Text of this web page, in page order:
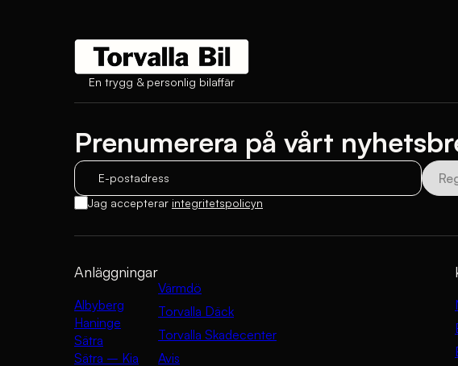
En trygg & personlig bilaffär
Prenumerera på vårt
E-postadress
Jag accepterar integritetspolicyn
Anläggningar
Albyberg
Haninge
Sätra
Sätra – Kia
Värmdö
Torvalla Däck
Torvalla Skadecenter
Avis